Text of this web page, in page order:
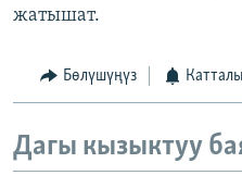
ЭЕ/АРнун бардык
жатышат.
Бөлүшүңүз
Дагы кызыктуу